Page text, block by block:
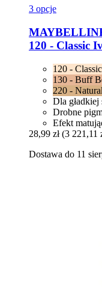
3 opcje
120 -​ Classic
120 -
130 - Buff
220 -
Dla gładkiej
Drobne
Efekt
28,99 zł (3 221,11
Dostawa do 11